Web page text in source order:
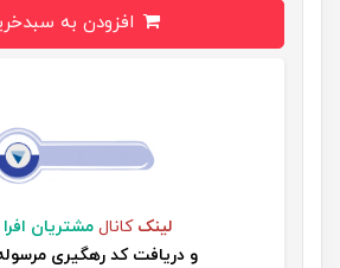
لینک کانال مشتریان افرا
و دریافت کد رهگیری